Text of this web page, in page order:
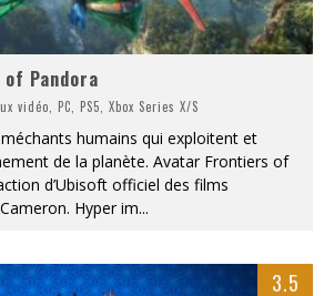
Pandora
vidéo, PC, PS5, Xbox Series X/S
humains qui exploitent et
de la planète. Avatar Frontiers of
d’Ubisoft officiel des films
Hyper im...
3.5